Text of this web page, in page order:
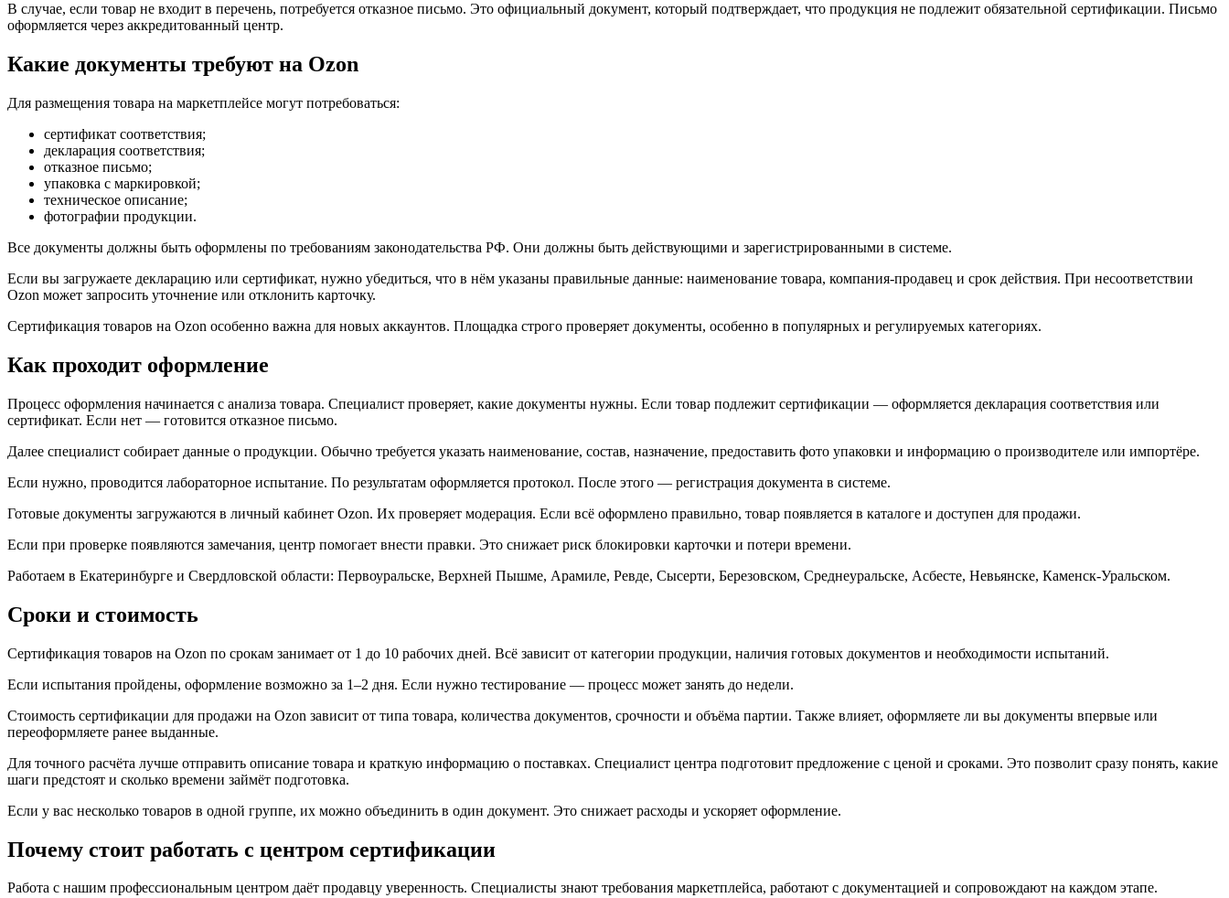
В случае, если товар не входит в перечень, потребуется отказное письмо. Это официальный документ, который подтверждает, что продукция не подлежит обязательной сертификации. Письмо
оформляется через аккредитованный центр.
Какие документы требуют на Ozon
Для размещения товара на маркетплейсе могут потребоваться:
сертификат соответствия;
декларация соответствия;
отказное письмо;
упаковка с маркировкой;
техническое описание;
фотографии продукции.
Все документы должны быть оформлены по требованиям законодательства РФ. Они должны быть действующими и зарегистрированными в системе.
Если вы загружаете декларацию или сертификат, нужно убедиться, что в нём указаны правильные данные: наименование товара, компания-продавец и срок действия. При несоответствии
Ozon может запросить уточнение или отклонить карточку.
Сертификация товаров на Ozon особенно важна для новых аккаунтов. Площадка строго проверяет документы, особенно в популярных и регулируемых категориях.
Как проходит оформление
Процесс оформления начинается с анализа товара. Специалист проверяет, какие документы нужны. Если товар подлежит сертификации — оформляется декларация соответствия или
сертификат. Если нет — готовится отказное письмо.
Далее специалист собирает данные о продукции. Обычно требуется указать наименование, состав, назначение, предоставить фото упаковки и информацию о производителе или импортёре.
Если нужно, проводится лабораторное испытание. По результатам оформляется протокол. После этого — регистрация документа в системе.
Готовые документы загружаются в личный кабинет Ozon. Их проверяет модерация. Если всё оформлено правильно, товар появляется в каталоге и доступен для продажи.
Если при проверке появляются замечания, центр помогает внести правки. Это снижает риск блокировки карточки и потери времени.
Работаем в Екатеринбурге и Свердловской области: Первоуральске, Верхней Пышме, Арамиле, Ревде, Сысерти, Березовском, Среднеуральске, Асбесте, Невьянске, Каменск-Уральском.
Сроки и стоимость
Сертификация товаров на Ozon по срокам занимает от 1 до 10 рабочих дней. Всё зависит от категории продукции, наличия готовых документов и необходимости испытаний.
Если испытания пройдены, оформление возможно за 1–2 дня. Если нужно тестирование — процесс может занять до недели.
Стоимость сертификации для продажи на Ozon зависит от типа товара, количества документов, срочности и объёма партии. Также влияет, оформляете ли вы документы впервые или
переоформляете ранее выданные.
Для точного расчёта лучше отправить описание товара и краткую информацию о поставках. Специалист центра подготовит предложение с ценой и сроками. Это позволит сразу понять, какие
шаги предстоят и сколько времени займёт подготовка.
Если у вас несколько товаров в одной группе, их можно объединить в один документ. Это снижает расходы и ускоряет оформление.
Почему стоит работать с центром сертификации
Работа с нашим профессиональным центром даёт продавцу уверенность. Специалисты знают требования маркетплейса, работают с документацией и сопровождают на каждом этапе.